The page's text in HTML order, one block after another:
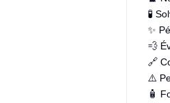
🧪
✨
💨
🔗
⚠️
🧴